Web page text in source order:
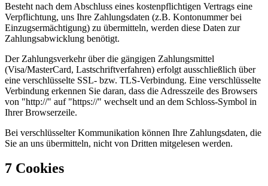
Besteht nach dem Abschluss eines kostenpflichtigen Vertrags eine
Verpflichtung, uns Ihre Zahlungsdaten (z.B. Kontonummer bei
Einzugsermächtigung) zu übermitteln, werden diese Daten zur
Zahlungsabwicklung benötigt.
Der Zahlungsverkehr über die gängigen Zahlungsmittel
(Visa/MasterCard, Lastschriftverfahren) erfolgt ausschließlich über
eine verschlüsselte SSL- bzw. TLS-Verbindung. Eine verschlüsselte
Verbindung erkennen Sie daran, dass die Adresszeile des Browsers
von "http://" auf "https://" wechselt und an dem Schloss-Symbol in
Ihrer Browserzeile.
Bei verschlüsselter Kommunikation können Ihre Zahlungsdaten, die
Sie an uns übermitteln, nicht von Dritten mitgelesen werden.
7 Cookies